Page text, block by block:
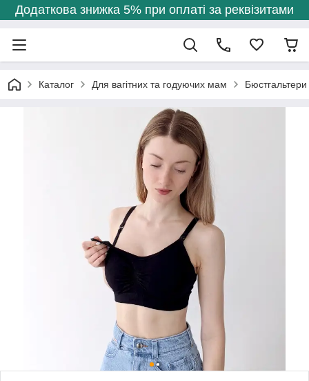
Додаткова знижка 5% при оплаті за реквізитами
Каталог Для вагітних та годуючих мам